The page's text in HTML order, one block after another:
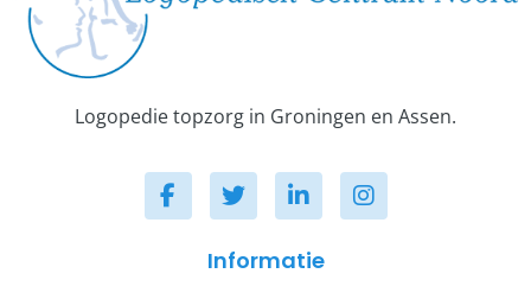
Logopedie topzorg in Groningen en Assen.
Informatie